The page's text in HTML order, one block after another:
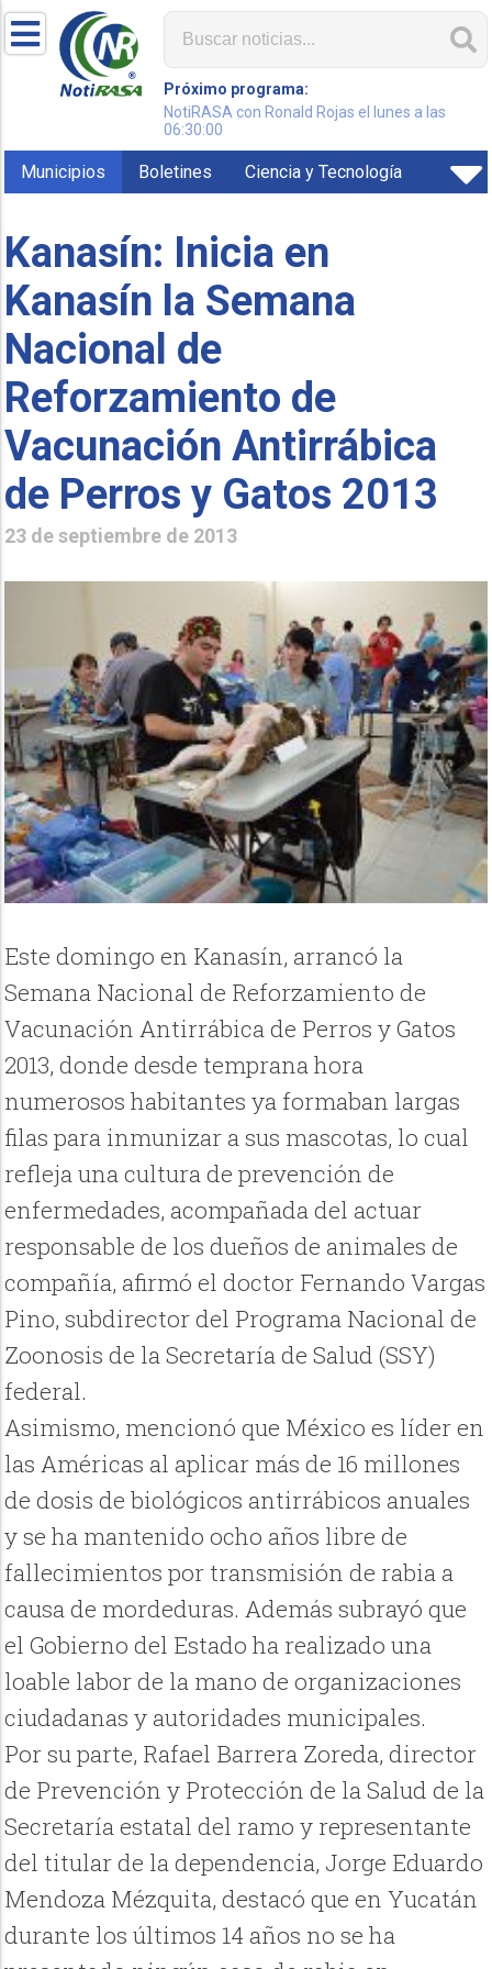
Próximo programa:
NotiRASA con Ronald Rojas el lunes a las
06:30:00
Municipios Boletines Ciencia y Tecnología
Kanasín: Inicia en
Kanasín la Semana
Nacional de
Reforzamiento de
Vacunación Antirrábica
de Perros y Gatos 2013
23 de septiembre de 2013
Este domingo en Kanasín, arrancó la
Semana Nacional de Reforzamiento de
Vacunación Antirrábica de Perros y Gatos
2013, donde desde temprana hora
numerosos habitantes ya formaban largas
filas para inmunizar a sus mascotas, lo cual
refleja una cultura de prevención de
enfermedades, acompañada del actuar
responsable de los dueños de animales de
compañía, afirmó el doctor Fernando Vargas
Pino, subdirector del Programa Nacional de
Zoonosis de la Secretaría de Salud (SSY)
federal.
Asimismo, mencionó que México es líder en
las Américas al aplicar más de 16 millones
de dosis de biológicos antirrábicos anuales
y se ha mantenido ocho años libre de
fallecimientos por transmisión de rabia a
causa de mordeduras. Además subrayó que
el Gobierno del Estado ha realizado una
loable labor de la mano de organizaciones
ciudadanas y autoridades municipales.
Por su parte, Rafael Barrera Zoreda, director
de Prevención y Protección de la Salud de la
Secretaría estatal del ramo y representante
del titular de la dependencia, Jorge Eduardo
Mendoza Mézquita, destacó que en Yucatán
durante los últimos 14 años no se ha